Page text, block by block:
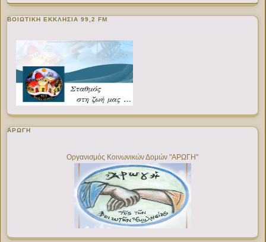
ΒΟΙΩΤΙΚΉ ΕΚΚΛΗΣΊΑ 99,2 FM
ΑΡΩΓΗ
Οργανισμός Κοινωνικών Δομών "ΑΡΩΓΗ"